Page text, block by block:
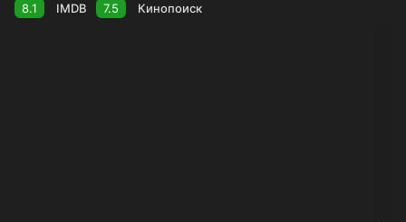
8.1 IMDB 7.5 Кинопоиск